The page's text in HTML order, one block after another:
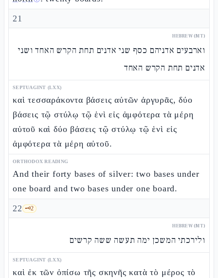
21
HEBREW (MT)
וארבעים אדניהם כסף שני אדנים תחת הקרש האחד ושני
אדנים תחת הקרש האחד
SEPTUAGINT (LXX)
καὶ τεσσαράκοντα βάσεις αὐτῶν ἀργυρᾶς, δύο
βάσεις τῷ στύλῳ τῷ ἑνὶ εἰς ἀμφότερα τὰ μέρη
αὐτοῦ καὶ δύο βάσεις τῷ στύλῳ τῷ ἑνὶ εἰς
ἀμφότερα τὰ μέρη αὐτοῦ.
ORTHODOX READING
And their forty bases of silver: two bases under
one board and two bases under one board.
22 🗝️2
HEBREW (MT)
ולירכתי המשכן ימה תעשה ששה קרשים
SEPTUAGINT (LXX)
καὶ ἐκ τῶν ὀπίσω τῆς σκηνῆς κατὰ τὸ μέρος τὸ